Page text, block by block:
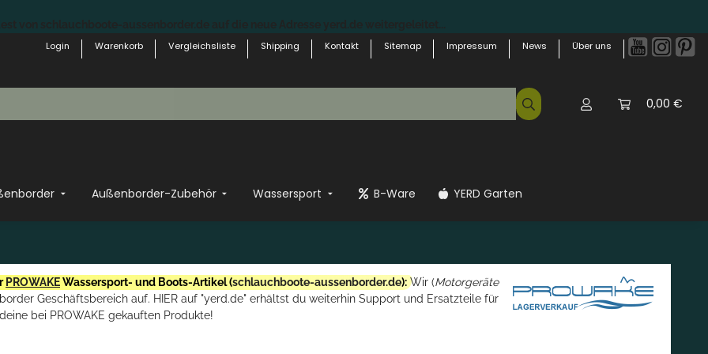
Login
Warenkorb Vergleichsliste Shipping Kontakt Sitemap Impressum News Über uns
0,00 €
Außenborder-Zubehör Wassersport B-Ware YERD Garten
PROWAKEWassersport- und Boots-Artikel (schlauchboote-aussenborder.de): Wir (Motorgeräte
Geschäftsbereich auf. HIER auf "yerd.de" erhältst du weiterhin Support und Ersatzteile für
deine bei PROWAKE gekauften Produkte!